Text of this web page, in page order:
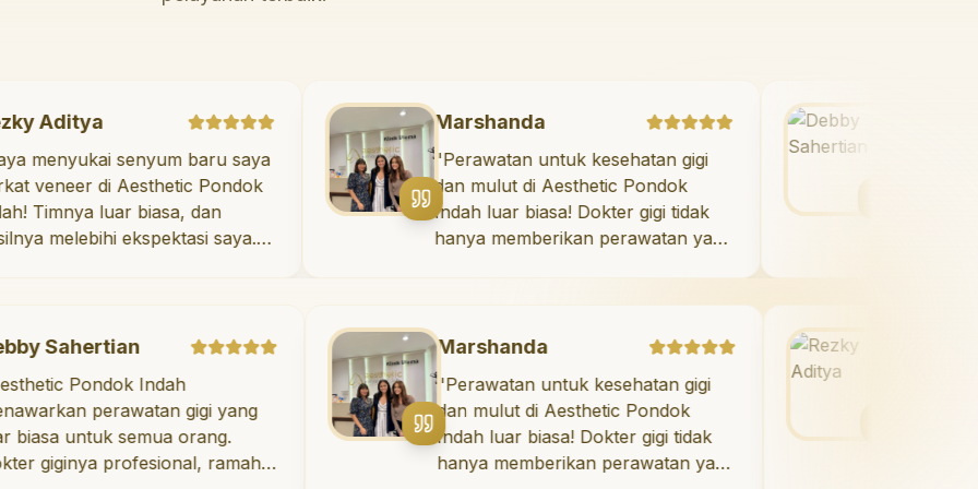
Rezky Aditya
"Saya menyukai senyum baru saya
berkat veneer di Aesthetic Pondok
Indah! Timnya luar biasa, dan
hasilnya melebihi ekspektasi saya.
Marshanda
"Perawatan untuk kesehatan gigi
dan mulut di Aesthetic Pondok
Indah luar biasa! Dokter gigi tidak
hanya memberikan perawatan yang
mengedukasi saya mengenai teknik
perawatan dan pembersihan gigi
direkomendasikan!"
Indah
perawatan gigi yang
semua orang.
profesional, ramah,
Marshanda
"Perawatan untuk kesehatan gigi
dan mulut di Aesthetic Pondok
Indah luar biasa! Dokter gigi tidak
hanya memberikan perawatan yang
Rezky Aditya
"Saya menyukai